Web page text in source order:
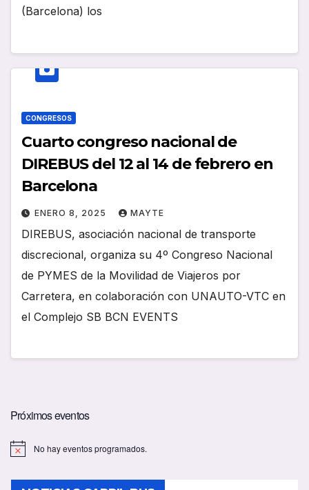
(Barcelona) los
CONGRESOS
Cuarto congreso nacional de
DIREBUS del 12 al 14 de febrero en
Barcelona
ENERO 8, 2025 MAYTE
DIREBUS, asociación nacional de transporte
discrecional, organiza su 4º Congreso Nacional
de PYMES de la Movilidad de Viajeros por
Carretera, en colaboración con UNAUTO-VTC en
el Complejo SB BCN EVENTS
Próximos eventos
No hay eventos programados.